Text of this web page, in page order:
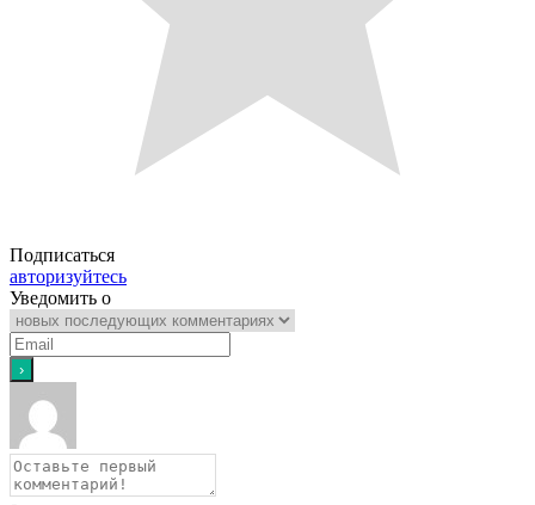
Подписаться
авторизуйтесь
Уведомить о